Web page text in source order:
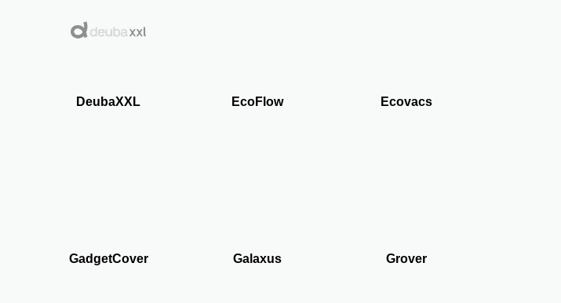
DeubaXXL EcoFlow Ecovacs
GadgetCover Galaxus Grover